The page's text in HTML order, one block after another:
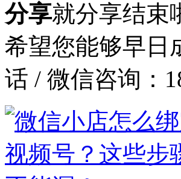
分享就分享结束
希望您能够早日
话 / 微信咨询：